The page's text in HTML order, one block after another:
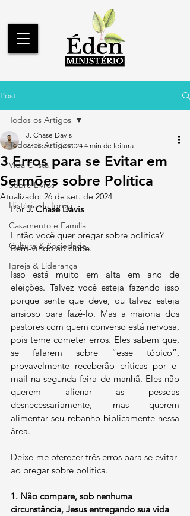
Post
Todos os Artigos
Vida Cristã
Sobre Livros
História da Igreja
Casamento e Família
Cultura & Sociedade
Igreja & Liderança
Todos os Artigos
3 Erros para se Evitar em
Sermões sobre Política
J. Chase Davis
23 de set. de 2024 4 min de leitura
Atualizado: 26 de set. de 2024
Por J. Chase Davis
Então você quer pregar sobre política?
Bem-vindo ao clube.
Isso está muito em alta em ano de
eleições. Talvez você esteja fazendo isso
porque sente que deve, ou talvez esteja
ansioso para fazê-lo. Mas a maioria dos
pastores com quem converso está nervosa,
pois teme cometer erros. Eles sabem que,
se falarem sobre “esse tópico”,
provavelmente receberão críticas por e-
mail na segunda-feira de manhã. Eles não
querem alienar as pessoas
desnecessariamente, mas querem
alimentar seu rebanho biblicamente nessa
área.
Deixe-me oferecer três erros para se evitar
ao pregar sobre política.
1. Não compare, sob nenhuma
circunstância, Jesus entregando sua vida